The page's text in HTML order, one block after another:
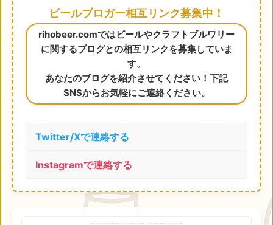
ビールブロガー相互リンク募集中！
rihobeer.comではビールやクラフトブルワリー
に関するブログとの相互リンクを募集していま
す。
あなたのブログを紹介させてください！下記
SNSからお気軽にご連絡ください。
Twitter/Xで連絡する
Instagramで連絡する